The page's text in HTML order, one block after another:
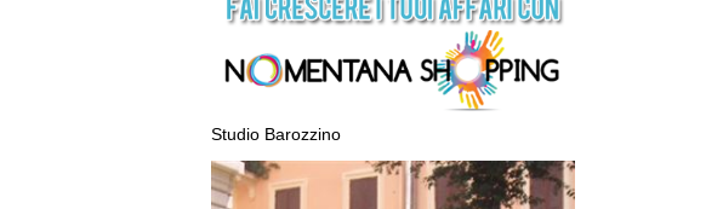
Studio Barozzino